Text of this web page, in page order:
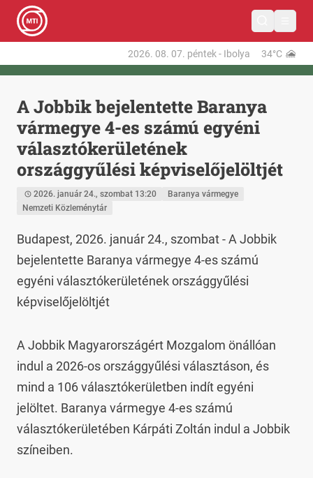
2026. 08. 07. péntek- Ibolya 34°C
A Jobbik bejelentette Baranya
vármegye 4-es számú egyéni
választókerületének
országgyűlési képviselőjelöltjét
2026. január 24., szombat 13:20
Baranya vármegye
Nemzeti Közleménytár
Budapest, 2026. január 24., szombat - A Jobbik
bejelentette Baranya vármegye 4-es számú
egyéni választókerületének országgyűlési
képviselőjelöltjét
A Jobbik Magyarországért Mozgalom önállóan
indul a 2026-os országgyűlési választáson, és
mind a 106 választókerületben indít egyéni
jelöltet. Baranya vármegye 4-es számú
választókerületében Kárpáti Zoltán indul a Jobbik
színeiben.